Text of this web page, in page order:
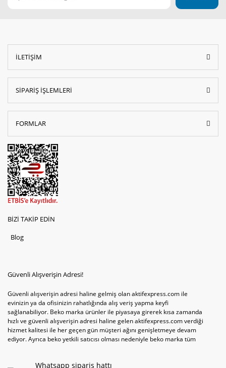
İLETİŞİM
SİPARİŞ İŞLEMLERİ
FORMLAR
BİZİ TAKİP EDİN
Blog
Güvenli Alışverişin Adresi!
Güvenli alışverişin adresi haline gelmiş olan aktifexpress.com ile
evinizin ya da ofisinizin rahatlığında alış veriş yapma keyfi
sağlanabiliyor. Beko marka ürünler ile piyasaya girerek kısa zamanda
hızlı ve güvenli alışverişin adresi haline gelen aktifexpress.com verdiği
hizmet kalitesi ile her geçen gün müşteri ağını genişletmeye devam
ediyor. Ayrıca beko yetkili satıcısı olması nedeniyle beko marka tüm
televizyon ya da bulaşık makinesi değil aynı zamanda çamaşır makinesi
Whatsapp sipariş hattı